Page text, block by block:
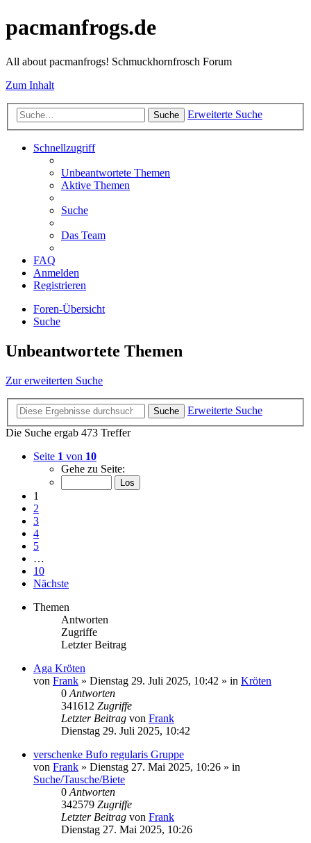
pacmanfrogs.de
All about pacmanfrogs! Schmuckhornfrosch Forum
Zum Inhalt
Suche Erweiterte Suche
Schnellzugriff
Unbeantwortete Themen
Aktive Themen
Suche
Das Team
FAQ
Anmelden
Registrieren
Foren-Übersicht
Suche
Unbeantwortete Themen
Zur erweiterten Suche
Suche
Erweiterte Suche
Die Suche ergab 473 Treffer
Seite 1 von 10
Gehe zu Seite:
1
2
3
4
5
…
10
Nächste
Themen
Antworten
Zugriffe
Letzter Beitrag
Aga Kröten
von Frank » Dienstag 29. Juli 2025, 10:42 » in Kröten
0 Antworten
341612 Zugriffe
Letzter Beitrag von Frank
Dienstag 29. Juli 2025, 10:42
verschenke Bufo regularis Gruppe
von Frank » Dienstag 27. Mai 2025, 10:26 » in
Suche/Tausche/Biete
0 Antworten
342579 Zugriffe
Letzter Beitrag von Frank
Dienstag 27. Mai 2025, 10:26